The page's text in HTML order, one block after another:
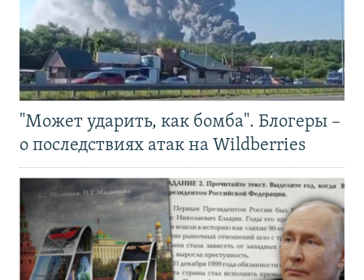
"Может ударить, как бомба". Блогеры –
о последствиях атак на Wildberries